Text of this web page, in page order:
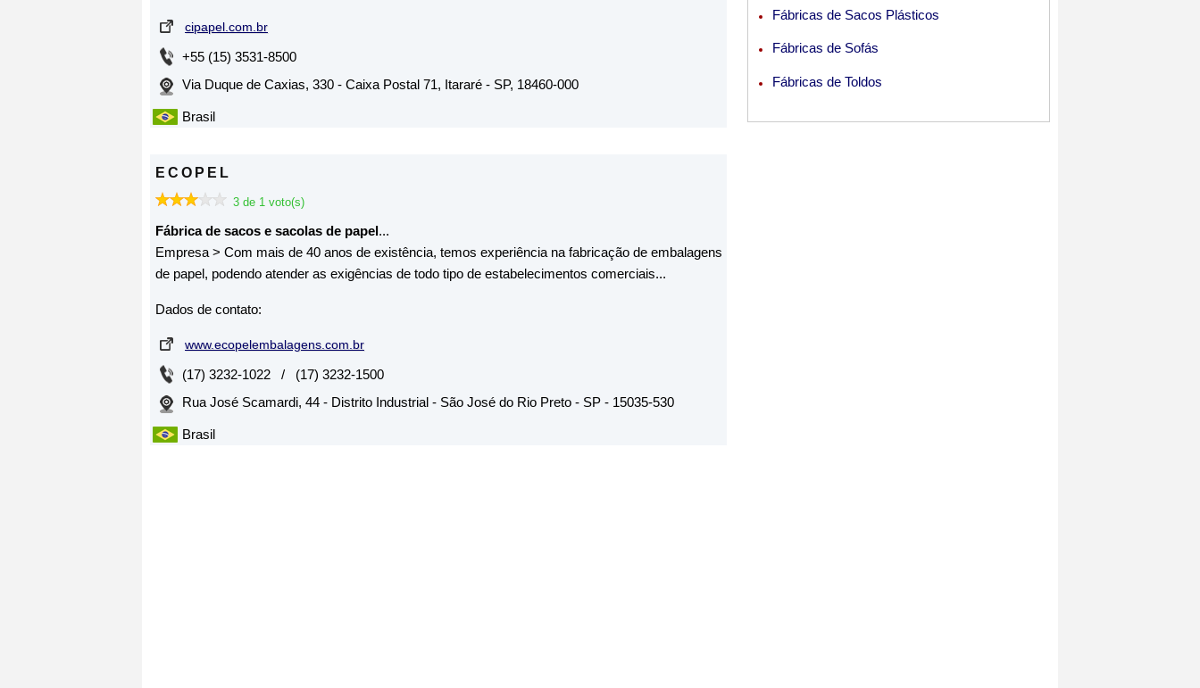
SK FABRICAÇÃO E COMÉRCIO DE PRODUTOS DE PAPEL LTDA.
cipapel.com.br
+55 (15) 3531-8500
Via Duque de Caxias, 330 - Caixa Postal 71, Itararé - SP, 18460-000
Brasil
ECOPEL
3 de 1 voto(s)
Fábrica de sacos e sacolas de papel...
Empresa > Com mais de 40 anos de existência, temos experiência na fabricação de embalagens
de papel, podendo atender as exigências de todo tipo de estabelecimentos comerciais...
Dados de contato:
www.ecopelembalagens.com.br
(17) 3232-1022 / (17) 3232-1500
Rua José Scamardi, 44 - Distrito Industrial - São José do Rio Preto - SP - 15035-530
Brasil
Fábricas de Sacos Plásticos
Fábricas de Sofás
Fábricas de Toldos